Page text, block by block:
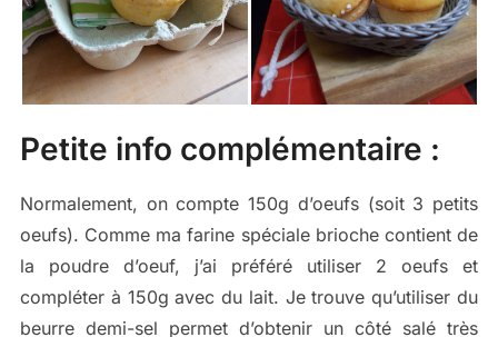
Petite info complémentaire :
Normalement, on compte 150g d’oeufs (soit 3 petits
oeufs). Comme ma farine spéciale brioche contient de
la poudre d’oeuf, j’ai préféré utiliser 2 oeufs et
compléter à 150g avec du lait. Je trouve qu’utiliser du
beurre demi-sel permet d’obtenir un côté salé très